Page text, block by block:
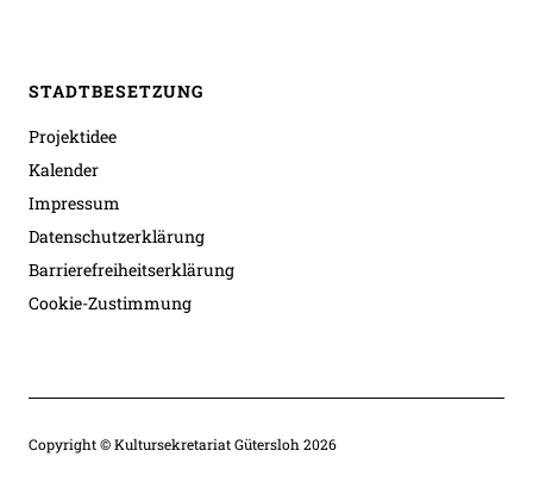
STADTBESETZUNG
Projektidee
Kalender
Impressum
Datenschutzerklärung
Barrierefreiheitserklärung
Cookie-Zustimmung
Copyright © Kultursekretariat Gütersloh 2026